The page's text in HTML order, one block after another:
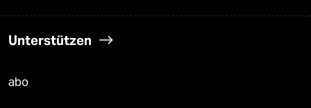
Unterstützen
abo